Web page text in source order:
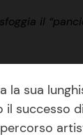
il
la sua
il successo